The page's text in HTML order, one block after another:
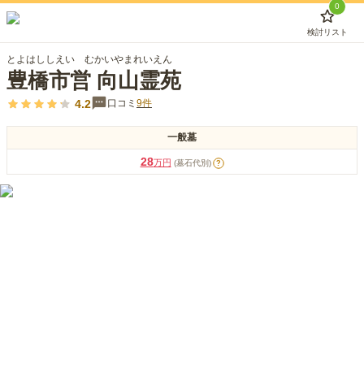
0
検討リスト
とよはししえい むかいやまれいえん
豊橋市営 向山霊苑
4.2 口コミ 9件
一般墓
28万円 (墓石代別) ?